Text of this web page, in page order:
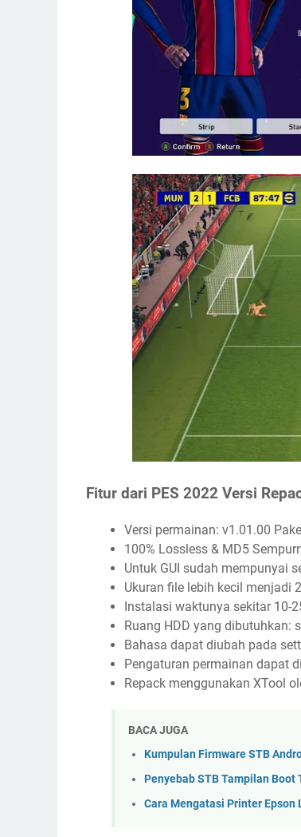
Fitur dari PES 2022 Versi
Versi permainan: v1.01.00
100% Lossless & MD5
Untuk GUI sudah mempunyai
Ukuran file lebih kecil menjadi
Instalasi waktunya sekitar 10-
Ruang HDD yang dibutuhkan:
Bahasa dapat diubah pada
Pengaturan permainan dapat
Repack menggunakan XTool
BACA JUGA
Kumpulan Firmware STB
Penyebab STB Tampilan Boot
Cara Mengatasi Printer Epson